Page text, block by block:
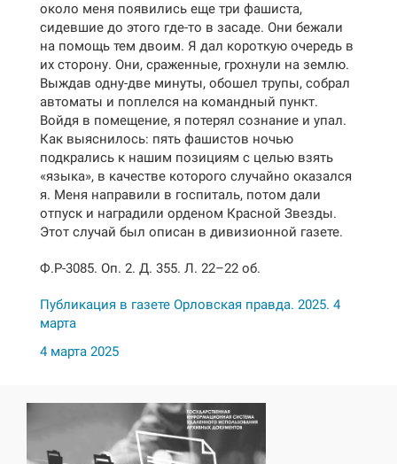
около меня появились еще три фашиста,
сидевшие до этого где-то в засаде. Они бежали
на помощь тем двоим. Я дал короткую очередь в
их сторону. Они, сраженные, грохнули на землю.
Выждав одну-две минуты, обошел трупы, собрал
автоматы и поплелся на командный пункт.
Войдя в помещение, я потерял сознание и упал.
Как выяснилось: пять фашистов ночью
подкрались к нашим позициям с целью взять
«языка», в качестве которого случайно оказался
я. Меня направили в госпиталь, потом дали
отпуск и наградили орденом Красной Звезды.
Этот случай был описан в дивизионной газете.
Ф.Р-3085. Оп. 2. Д. 355. Л. 22–22 об.
Публикация в газете Орловская правда. 2025. 4
марта
4 марта 2025